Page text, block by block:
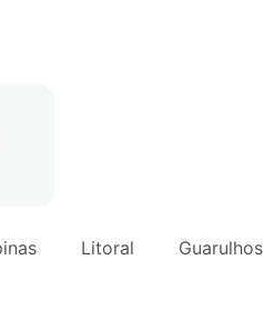
Litoral Guarulhos